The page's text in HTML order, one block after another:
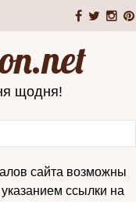
щодня!
сайта возможны
ссылки на